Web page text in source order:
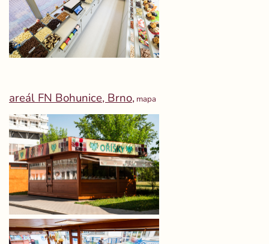
areál FN Bohunice, Brno, mapa